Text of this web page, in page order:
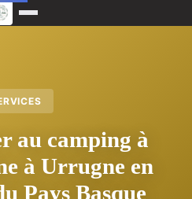
au camping à
à Urrugne en
Pays Basque